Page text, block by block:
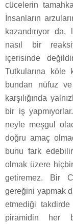
cücelerin
İnsanların
kazandırıyor
nasıl bir
içerisinde
Tutkularına köle
bundan nüfuz
karşılığında
bir iş
neyle meşgul
doğru amaç
bunu fark
olmak üzere
getiremez. Bir
gereğini yapmak
etmediği takdirde
piramidin her